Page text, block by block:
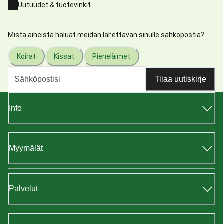
Uutuudet & tuotevinkit
Mistä aiheista haluat meidän lähettävän sinulle sähköpostia?
Koirat Kissat Pieneläimet
Tilaa uutiskirje
Info
Myymälät
Palvelut